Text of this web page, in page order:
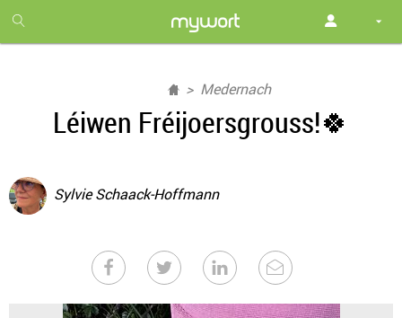
month
free
Medernach
Léiwen Fréijoersgrouss!🍀
Sylvie Schaack-Hoffmann